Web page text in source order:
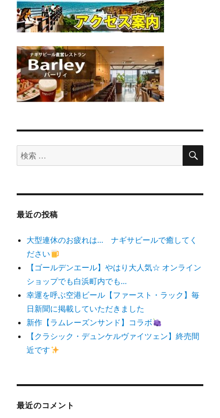
検
索
象:
検
最近の投稿
大型連休のお疲れは… ナギサビールで癒してく
ださい
【ゴールデンエール】やはり大人気☆ オンライン
ショップでも白浜町内でも…
幸運を呼ぶ空港ビール【ファースト・ラック】毎
日新聞に掲載していただきました
新作【ラムレーズンサンド】コラボ
【クラシック・デュンケルヴァイツェン】終売間
近です
最近のコメント